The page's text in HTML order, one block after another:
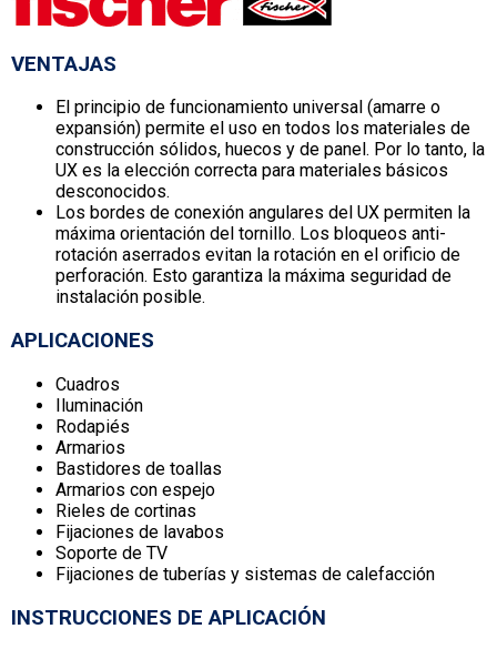
VENTAJAS
El principio de funcionamiento universal (amarre o
expansión) permite el uso en todos los materiales de
construcción sólidos, huecos y de panel. Por lo tanto, la
UX es la elección correcta para materiales básicos
desconocidos.
Los bordes de conexión angulares del UX permiten la
máxima orientación del tornillo. Los bloqueos anti-
rotación aserrados evitan la rotación en el orificio de
perforación. Esto garantiza la máxima seguridad de
instalación posible.
APLICACIONES
Cuadros
Iluminación
Rodapiés
Armarios
Bastidores de toallas
Armarios con espejo
Rieles de cortinas
Fijaciones de lavabos
Soporte de TV
Fijaciones de tuberías y sistemas de calefacción
INSTRUCCIONES DE APLICACIÓN